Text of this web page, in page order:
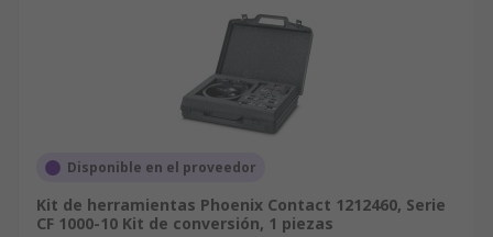
Disponible en el proveedor
Kit de herramientas Phoenix Contact 1212460, Serie
CF 1000-10 Kit de conversión, 1 piezas